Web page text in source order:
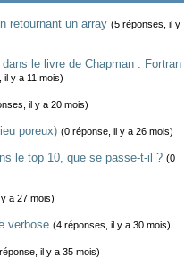
retournant un array (5 réponses, il y
le livre de Chapman : Fortran
il y a 11 mois)
il y a 20 mois)
poreux) (0 réponse, il y a 26 mois)
le top 10, que se passe-t-il ? (0
a 27 mois)
verbose (4 réponses, il y a 30 mois)
il y a 35 mois)